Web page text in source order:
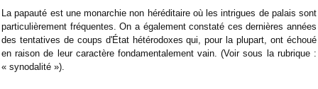
La papauté est une monarchie non héréditaire où les intrigues de palais sont
particulièrement fréquentes. On a également constaté ces dernières années
des tentatives de coups d'État hétérodoxes qui, pour la plupart, ont échoué
en raison de leur caractère fondamentalement vain. (Voir sous la rubrique :
« synodalité »).